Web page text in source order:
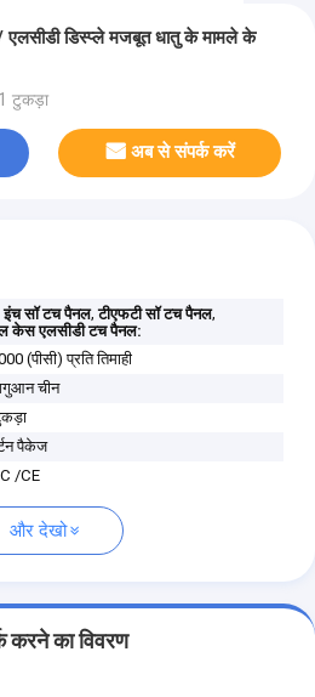
डिस्प्ले मजबूत धातु के मामले के
टुकड़ा
अब से संपर्क करें
सॉ टच पैनल,टीएफटी सॉ टच पैनल,
केस एलसीडी टच पैनल:
(पीसी) प्रति तिमाही
चीन
पैकेज
/CE
और देखो
करने का विवरण